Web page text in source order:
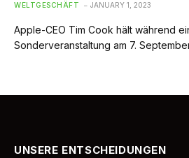
WELTGESCHÄFT JANUARY 1, 2023
Apple-CEO Tim Cook hält während
Sonderveranstaltung am 7.
UNSERE ENTSCHEIDUNGEN